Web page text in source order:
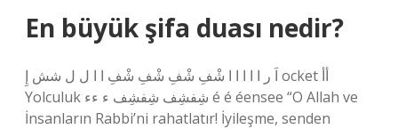
En büyük şifa duası nedir?
اَ ر ا ا ا ا ا شْفِ شْفِ شْفِ شْفِ ا ا ل ل شش إِ ocket أأ
Yolculuk شِفشِف شِفشِف ء ءء é é éensee “O Allah ve
İnsanların Rabbi’ni rahatlatır! İyileşme, senden